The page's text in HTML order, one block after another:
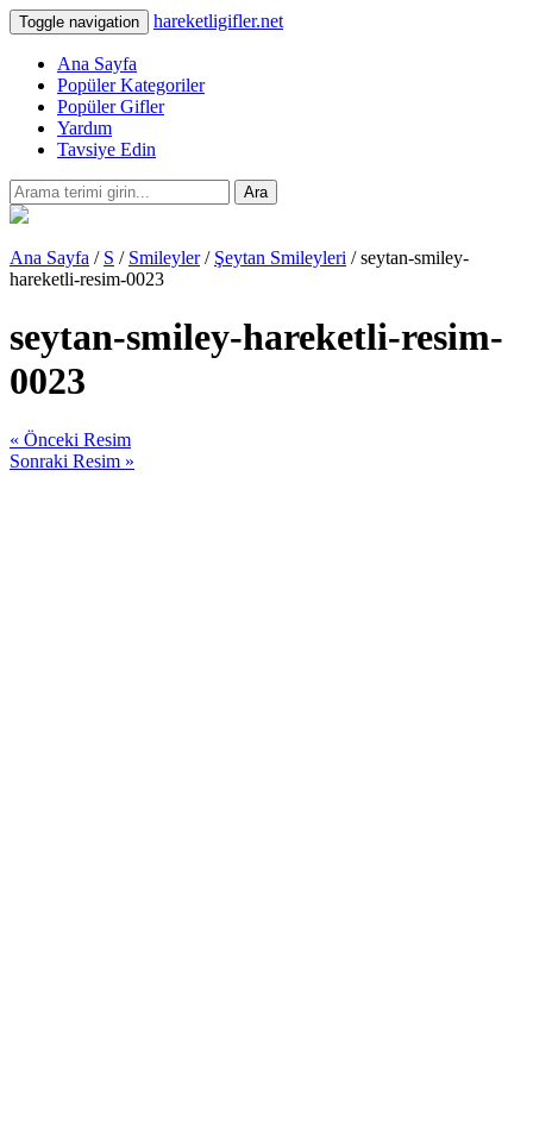
Toggle navigation hareketligifler.net
Ana Sayfa
Popüler Kategoriler
Popüler Gifler
Yardım
Tavsiye Edin
Ara
Ana Sayfa / S / Smileyler/ Şeytan Smileyleri / seytan-smiley-
hareketli-resim-0023
seytan-smiley-hareketli-resim-
0023
« Önceki Resim
Sonraki Resim »